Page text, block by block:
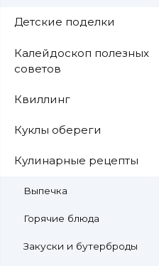
Детские поделки
Калейдоскоп полезных
советов
Квиллинг
Куклы обереги
Кулинарные рецепты
Выпечка
Горячие блюда
Закуски и бутерброды